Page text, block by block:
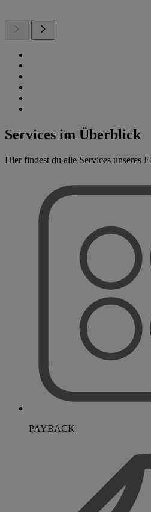
Services im Überblick
Hier findest du alle Services unseres
PAYBACK